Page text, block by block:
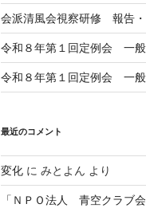
会派清風会視察研修 報告・
令和８年第１回定例会 一般
令和８年第１回定例会 一般
最近のコメント
変化に みとよん より
「ＮＰＯ法人 青空クラブ